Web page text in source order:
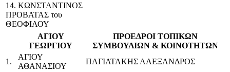
14. ΚΩΝΣΤΑΝΤΙΝΟΣ
ΠΡΟΒΑΤΑΣ του
ΘΕΟΦΙΛΟΥ
ΑΓΙΟΥ
ΓΕΩΡΓΙΟΥ
ΠΡΟΕΔΡΟΙ ΤΟΠΙΚΩΝ
ΣΥΜΒΟΥΛΙΩΝ & ΚΟΙΝΟΤΗΤΩΝ
1.
ΑΓΙΟΥ
ΑΘΑΝΑΣΙΟΥ
ΠΑΓΙΑΤΑΚΗΣ ΑΛΕΞΑΝΔΡΟΣ